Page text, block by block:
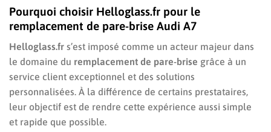
Pourquoi choisir Helloglass.fr pour le
remplacement de pare-brise Audi A7
Helloglass.fr s’est imposé comme un acteur majeur dans
le domaine du remplacement de pare-brise grâce à un
service client exceptionnel et des solutions
personnalisées. À la différence de certains prestataires,
leur objectif est de rendre cette expérience aussi simple
et rapide que possible.